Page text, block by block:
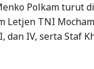
Polkam turut
Letjen TNI
dan IV, serta Staf